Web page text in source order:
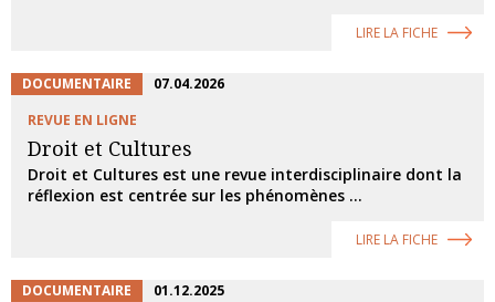
LIRE LA FICHE
DOCUMENTAIRE
07.04.2026
REVUE EN LIGNE
Droit et Cultures
Droit et Cultures est une revue interdisciplinaire dont la
réflexion est centrée sur les phénomènes ...
LIRE LA FICHE
DOCUMENTAIRE
01.12.2025